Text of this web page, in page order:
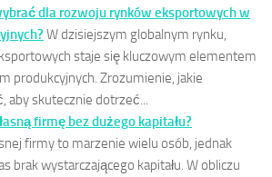
dla rozwoju rynków eksportowych w
W dzisiejszym globalnym rynku,
staje się kluczowym elementem
produkcyjnych. Zrozumienie, jakie
aby skutecznie dotrzeć...
firmę bez dużego kapitału?
firmy to marzenie wielu osób, jednak
brak wystarczającego kapitału. W obliczu